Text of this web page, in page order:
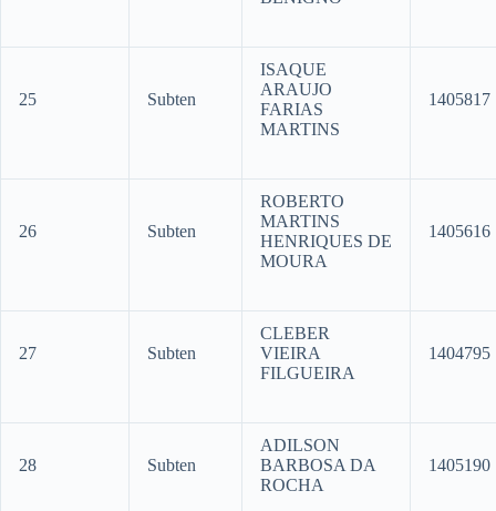
25 Subten
ISAQUE
ARAUJO
FARIAS
MARTINS
1405817
26 Subten
ROBERTO
MARTINS
HENRIQUES DE
MOURA
1405616
27 Subten
CLEBER
VIEIRA
FILGUEIRA
1404795
28 Subten
ADILSON
BARBOSA DA
ROCHA
1405190